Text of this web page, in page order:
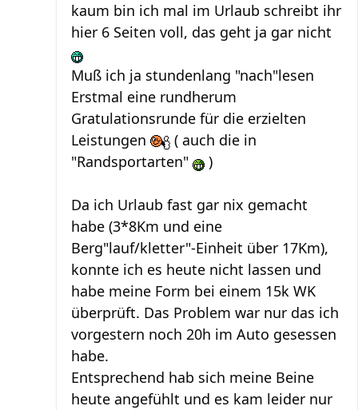
kaum bin ich mal im Urlaub schreibt ihr
hier 6 Seiten voll, das geht ja gar nicht
Muß ich ja stundenlang "nach"lesen
Erstmal eine rundherum
Gratulationsrunde für die erzielten
Leistungen
( auch die in
"Randsportarten"
)
Da ich Urlaub fast gar nix gemacht
habe (3*8Km und eine
Berg"lauf/kletter"-Einheit über 17Km),
konnte ich es heute nicht lassen und
habe meine Form bei einem 15k WK
überprüft. Das Problem war nur das ich
vorgestern noch 20h im Auto gesessen
habe.
Entsprechend hab sich meine Beine
heute angefühlt und es kam leider nur